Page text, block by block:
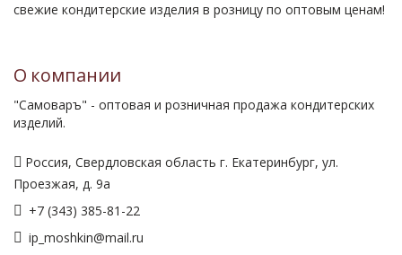
свежие кондитерские изделия в розницу по оптовым ценам!
О компании
"Самоваръ" - оптовая и розничная продажа кондитерских
изделий.
Россия, Свердловская область г. Екатеринбург, ул.
Проезжая, д. 9а
+7 (343) 385-81-22
ip_moshkin@mail.ru